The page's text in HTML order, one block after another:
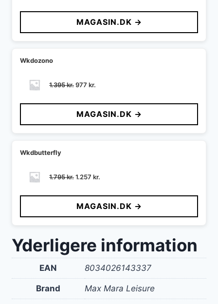
pris
var:
4.195 kr..
pris
er:
2.937 kr..
MAGASIN.DK →
Wkdozono
1.395kr.Den
pris
var:
1.395 kr..
977 kr.
pris
er:
977 kr..
MAGASIN.DK →
Wkdbutterfly
1.795kr.Den
pris
var:
1.795 kr..
1.257 kr.
pris
er:
1.257 kr..
MAGASIN.DK →
Yderligere information
EAN 8034026143337
Brand Max Mara Leisure